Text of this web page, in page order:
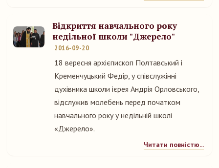
Відкриття навчального року
недільної школи "Джерело"
2016-09-20
18 вересня архієпископ Полтавський і
Кременчуцький Федір, у співслужінні
духівника школи ієрея Андрія Орловського,
відслужив молебень перед початком
навчального року у недільній школі
«Джерело».
Читати повністю...